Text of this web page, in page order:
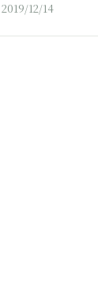
2019/12/14